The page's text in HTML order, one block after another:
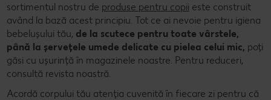
sortimentul nostru de produse pentru copii este construit
având la bază acest principiu. Tot ce ai nevoie pentru igiena
bebelușului tău, de la scutece pentru toate vârstele,
până la șervețele umede delicate cu pielea celui mic, poți
găsi cu ușurință în magazinele noastre. Pentru reduceri,
consultă revista noastră.
Acordă corpului tău atenția cuvenită în fiecare zi pentru că